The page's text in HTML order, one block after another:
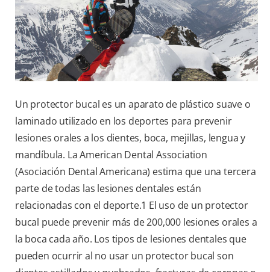
DÓNDE COMPRAR
PE (ES)
SUSCRÍBETE
Un protector bucal es un aparato de plástico suave o
laminado utilizado en los deportes para prevenir
lesiones orales a los dientes, boca, mejillas, lengua y
mandíbula. La American Dental Association
(Asociación Dental Americana) estima que una tercera
parte de todas las lesiones dentales están
relacionadas con el deporte.1 El uso de un protector
bucal puede prevenir más de 200,000 lesiones orales a
la boca cada año. Los tipos de lesiones dentales que
pueden ocurrir al no usar un protector bucal son